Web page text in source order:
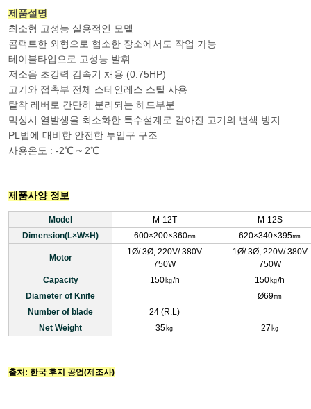
제품설명
최소형 고성능 실용적인 모델
콤팩트한 외형으로 협소한 장소에서도 작업 가능
테이블타입으로 고성능 발휘
저소음 초강력 감속기 채용 (0.75HP)
고기와 접촉부 전체 스테인레스 스틸 사용
탈착 레버로 간단히 분리되는 헤드부분
믹싱시 열발생을 최소화한 특수설계로 갈아진 고기의 변색 방지
PL법에 대비한 안전한 투입구 구조
사용온도 : -2℃ ~ 2℃
제품사양 정보
Model M-12T
M-12S
Dimension(L×W×H)
600×200×360㎜ 620×340×395㎜
Motor
1Ø/ 3Ø, 220V/ 380V
750W
1Ø/ 3Ø, 220V/ 380V
750W
Capacity
150㎏/h
150㎏/h
Diameter of Knife
Ø69㎜
Number of blade
24 (R.L)
Net Weight
35㎏ 27㎏
출처: 한국 후지 공업(제조사)